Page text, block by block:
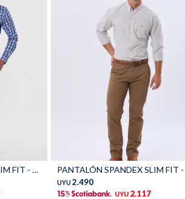
PANTALÓN SPANDEX SLIM FIT - Khaki
UYU 2.490
UYU 2.117